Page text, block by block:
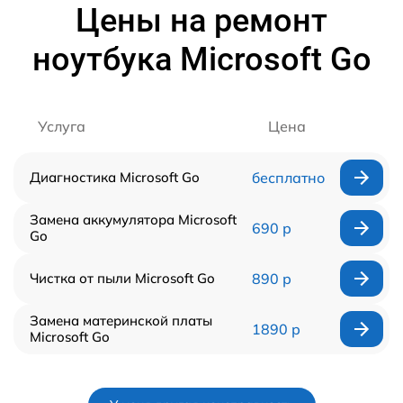
Цены на ремонт
ноутбука Microsoft Go
Услуга Цена
Диагностика Microsoft Go бесплатно
Замена аккумулятора Microsoft
Go
690 р
Чистка от пыли Microsoft Go 890 р
Замена материнской платы
Microsoft Go
1890 р